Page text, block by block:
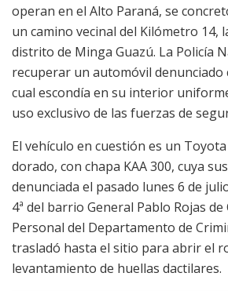
operan en el Alto Paraná, se
un camino vecinal del Kilómetro 14,
distrito de Minga Guazú. La Policía
recuperar un automóvil denunciado
cual escondía en su interior
uso exclusivo de las fuerzas de
El vehículo en cuestión es un
dorado, con chapa KAA 300, cuya
denunciada el pasado lunes 6 de
4ª del barrio General Pablo Rojas de
Personal del Departamento de
trasladó hasta el sitio para abrir el
levantamiento de huellas dactilares.